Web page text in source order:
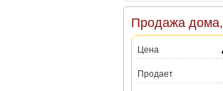
Продажа дома,
Цена
Продает